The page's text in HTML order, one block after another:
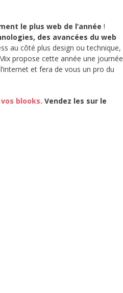
le plus web de l’année !
des avancées du web
au côté plus design ou technique,
propose cette année une journée
et fera de vous un pro du
blooks. Vendez les sur le